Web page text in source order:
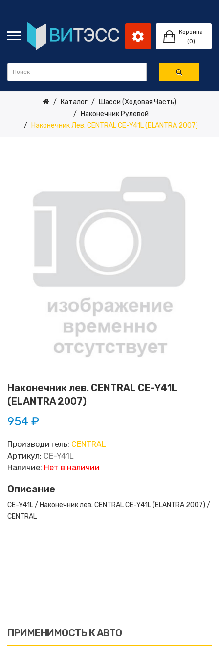
Корзина
(0)
Каталог
Шасси (ходовая Часть)
Наконечник Рулевой
Наконечник Лев. CENTRAL CE-Y41L (ELANTRA 2007)
Наконечник лев. CENTRAL CE-Y41L
(ELANTRA 2007)
954 ₽
Производитель: CENTRAL
Артикул: CE-Y41L
Наличие: Нет в наличии
Описание
CE-Y41L / Наконечник лев. CENTRAL CE-Y41L (ELANTRA 2007) /
CENTRAL
ПРИМЕНИМОСТЬ К АВТО